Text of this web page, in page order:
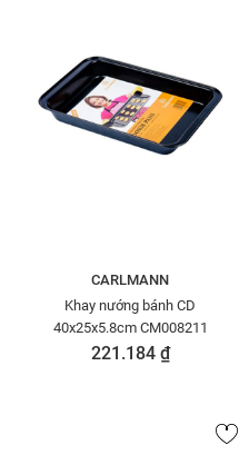
CARLMANN
Khay nướng bánh CD
40x25x5.8cm CM008211
221.184 ₫